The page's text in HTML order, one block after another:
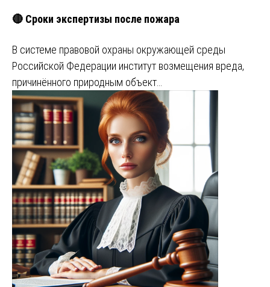
🔴 Сроки экспертизы после пожара
В системе правовой охраны окружающей среды
Российской Федерации институт возмещения вреда,
причинённого природным объект…